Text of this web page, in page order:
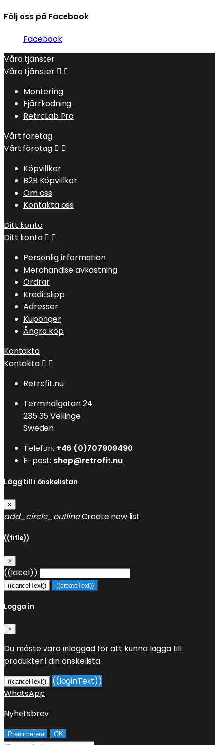
Följ oss på Facebook
Facebook
Våra tjänster
Våra tjänster  
Montering
Fjärrkodning
RetroLab Pro
Vårt företag
Vårt företag  
Köpvillkor
B2B Köpvillkor
Om oss
Kontakta oss
Ditt konto
Ditt konto  
Personlig information
Merchandise avkastning
Ordrar
Kreditslipp
Adresser
Kuponger
Ångra köp
Kontakta
Kontakta  
Retrofit.nu
Terminalgatan 24
235 35 Vellinge
Sweden
Telefon: +46 (0)707909490
E-post: shop@retrofit.nu
Lägg till i önskelistan
×
add_circle_outlineCreate new list
((title))
×
((label))
((cancelText)) ((createText))
Logga in
×
Du måste vara inloggad för att kunna lägga till
produkter i din önskelista.
((cancelText))
((loginText))
WhatsApp
Nyhetsbrev